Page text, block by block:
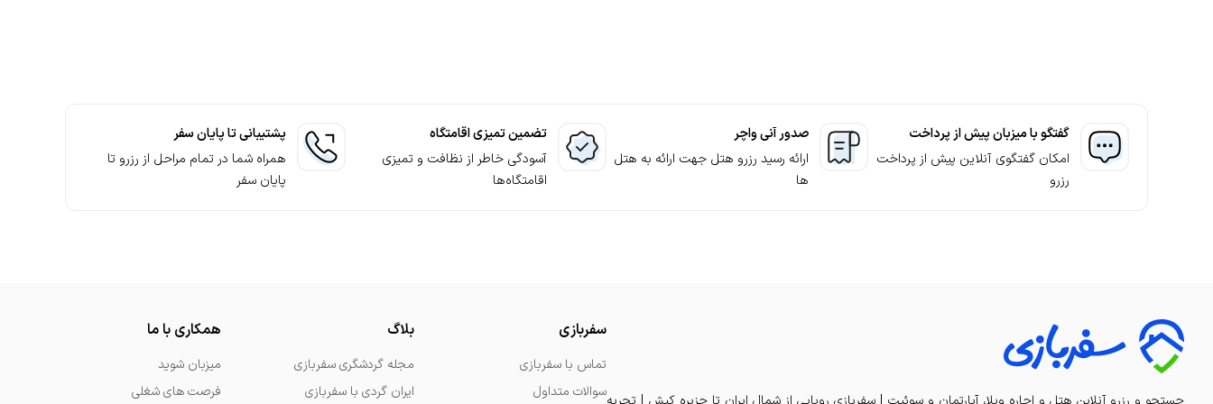
ترانسفر
گفتگو با میزبان پیش از پرداخت
امکان گفتگوی آنلاین پیش از پرداخت
رزرو
صدور آنی واچر
ارائه رسید رزرو هتل جهت ارائه به هتل
ها
تضمین تمیزی اقامتگاه
آسودگی خاطر از نظافت و تمیزی
اقامتگاه‌ها
پشتیبانی تا پایان سفر
همراه شما در تمام مراحل از رزرو تا
پایان سفر
سفربازی
تماس با سفربازی
سوالات متداول
بلاگ
مجله گردشگری سفربازی
ایران گردی با سفربازی
همکاری با ما
میزبان شوید
فرصت های شغلی